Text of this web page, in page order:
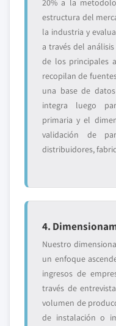
20% a la
estructura del
la industria y
a través del
de los principales
recopilan de
una base de
integra luego
primaria y el
validación de
distribuidores,
4.
Nuestro
un enfoque
ingresos de
través de
volumen de
de instalación o